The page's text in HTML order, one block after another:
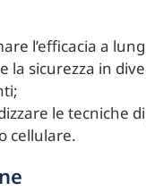
l’efficacia a
la sicurezza in
le tecniche
cellulare.